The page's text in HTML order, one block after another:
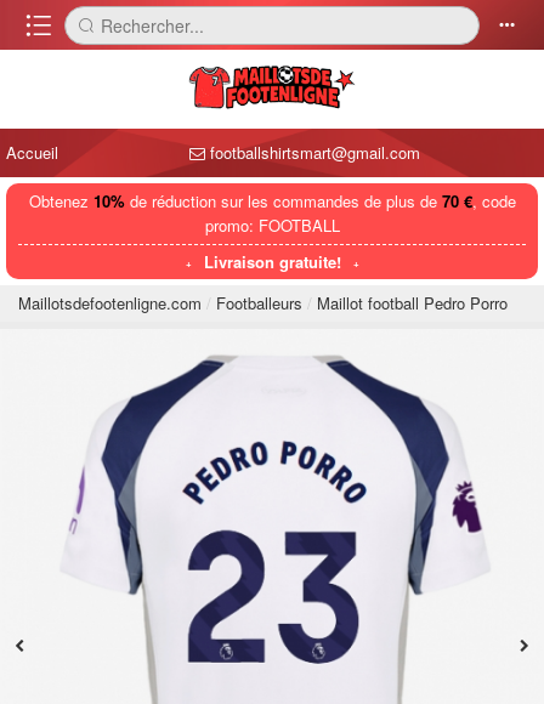
󰈍 󰅼 Rechercher... 󰄒
Accueil footballshirtsmart@gmail.com
Obtenez 10%de réduction sur les commandes de plus de 70 €, code
promo: FOOTBALL
Livraison gratuite!
Maillotsdefootenligne.com
Footballeurs Maillot football Pedro Porro